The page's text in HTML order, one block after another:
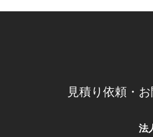
見積り依頼・
法